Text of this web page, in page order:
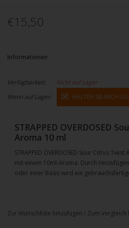
€15,50
Informationen
Verfügbarkeit:
Nicht auf Lager
Wenn auf Lager:
HALTEN SIE MICH
STRAPPED OVERDOSED
Aroma 10 ml
STRAPPED OVERDOSED Sour Citrus
mit einem 10ml-Aroma. Durch
oder einer Basis wird ein
Zur Wunschliste hinzufügen / Zum Vergleich